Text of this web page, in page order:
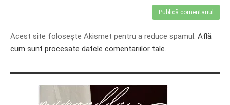
Acest site folosește Akismet pentru a reduce spamul. Află
cum sunt procesate datele comentariilor tale.